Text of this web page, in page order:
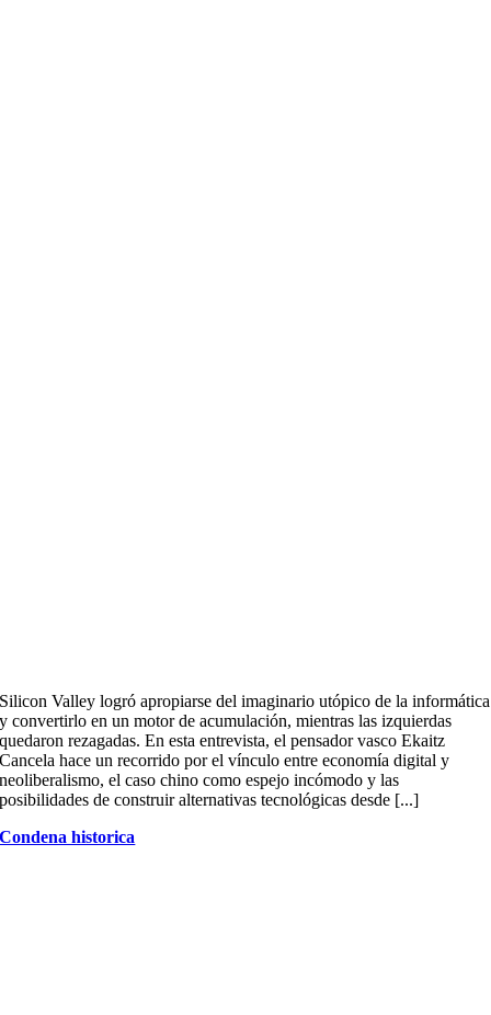
Silicon Valley logró apropiarse del imaginario utópico de la informática
y convertirlo en un motor de acumulación, mientras las izquierdas
quedaron rezagadas. En esta entrevista, el pensador vasco Ekaitz
Cancela hace un recorrido por el vínculo entre economía digital y
neoliberalismo, el caso chino como espejo incómodo y las
posibilidades de construir alternativas tecnológicas desde [...]
Condena historica